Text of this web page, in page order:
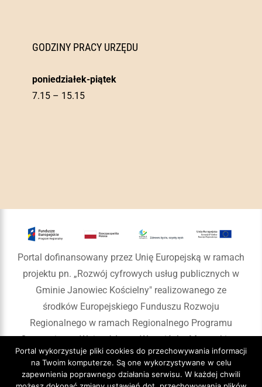
GODZINY PRACY URZĘDU
poniedziałek-piątek
7.15 – 15.15
Portal dofinansowany przez Unię Europejską w ramach
projektu pn. „Rozwój cyfrowych usług publicznych w
Gminie Janowiec Kościelny" realizowanego ze
środków Europejskiego Funduszu Rozwoju
Regionalnego w ramach Regionalnego Programu
Operacyjnego Województwa Warmińsko-Mazurskiego
na lata 2014-2020
Portal wykorzystuje pliki cookies do przechowywania informacji
na Twoim komputerze. Są one wykorzystywane w celu
zapewnienia poprawnego działania serwisu. W każdej chwili